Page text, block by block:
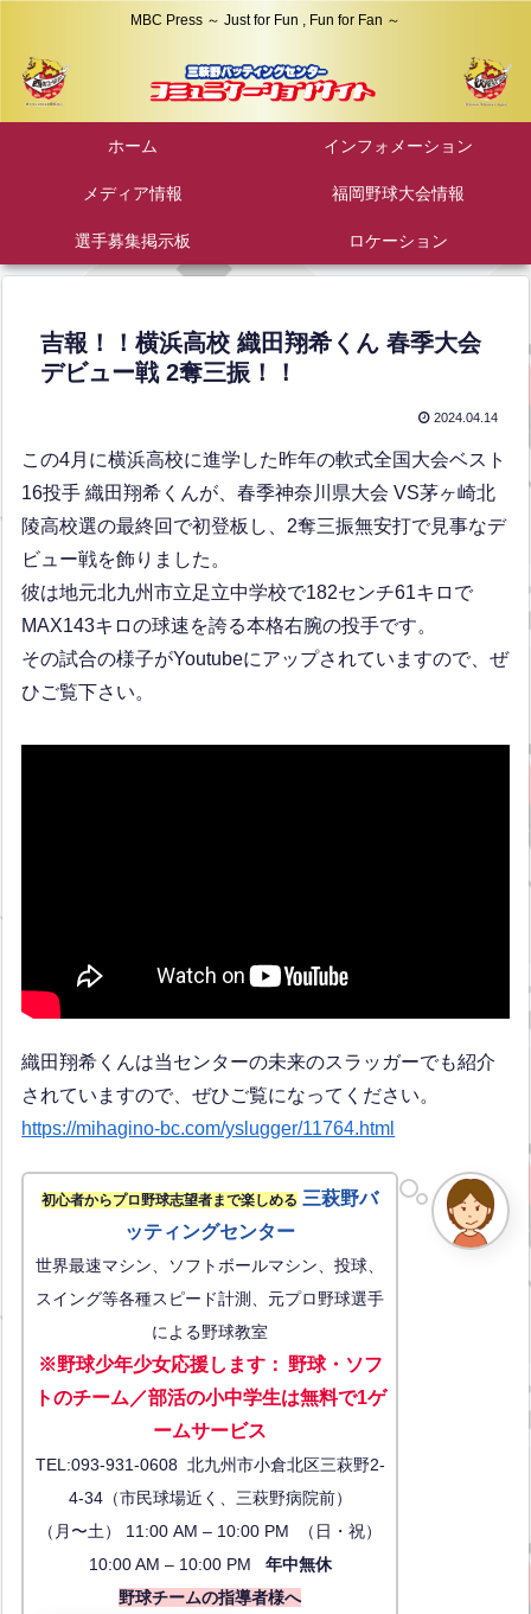
MBC Press ～ Just for Fun , Fun for Fan ～
ホーム インフォメーション
メディア情報 福岡野球大会情報
選手募集掲示板 ロケーション
吉報！！横浜高校 織田翔希くん 春季大会
デビュー戦 2奪三振！！
2024.04.14
この4月に横浜高校に進学した昨年の軟式全国大会ベスト
16投手 織田翔希くんが、春季神奈川県大会 VS茅ヶ崎北
陵高校選の最終回で初登板し、2奪三振無安打で見事なデ
ビュー戦を飾りました。
彼は地元北九州市立足立中学校で182センチ61キロで
MAX143キロの球速を誇る本格右腕の投手です。
その試合の様子がYoutubeにアップされていますので、ぜ
ひご覧下さい。
織田翔希くんは当センターの未来のスラッガーでも紹介
されていますので、ぜひご覧になってください。
https://mihagino-bc.com/yslugger/11764.html
初心者からプロ野球志望者まで楽しめる 三萩野バ
ッティングセンター
世界最速マシン、ソフトボールマシン、投球、
スイング等各種スピード計測、元プロ野球選手
による野球教室
※野球少年少女応援します： 野球・ソフ
トのチーム／部活の小中学生は無料で1ゲ
ームサービス
TEL:093-931-0608 北九州市小倉北区三萩野2-
4-34（市民球場近く、三萩野病院前）
（月〜土） 11:00 AM – 10:00 PM （日・祝）
10:00 AM – 10:00 PM 年中無休
野球チームの指導者様へ